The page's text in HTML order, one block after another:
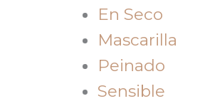
En Seco
Mascarilla
Peinado
Sensible